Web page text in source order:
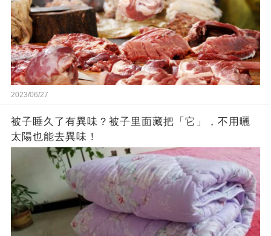
2023/06/27
被子睡久了有異味？被子里面藏把「它」，不用曬
太陽也能去異味！